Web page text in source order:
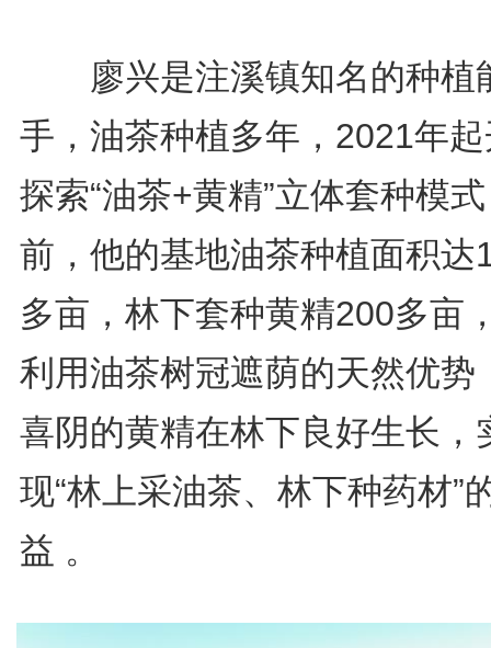
廖兴是注溪镇知名的种植
手，油茶种植多年，2021年
探索“油茶+黄精”立体套种模
前，他的基地油茶种植面积达
多亩，林下套种黄精200多亩
利用油茶树冠遮荫的天然优势
喜阴的黄精在林下良好生长，
现“林上采油茶、林下种药材”
益 。